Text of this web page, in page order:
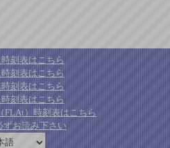
刻表はこちら
刻表はこちら
刻表はこちら
刻表はこちら
FLAt）時刻表はこちら
ずお読み下さい